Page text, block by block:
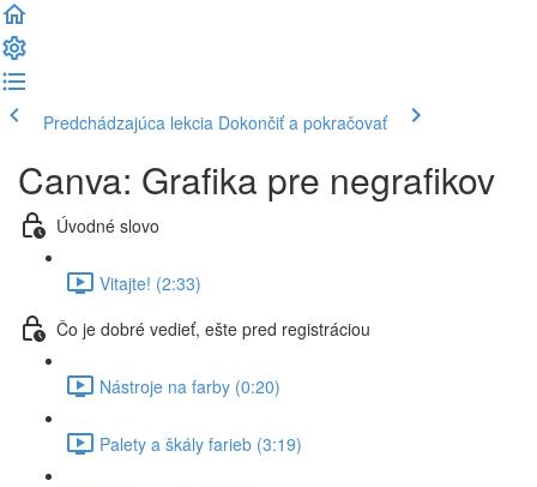
Predchádzajúca lekcia Dokončiť a pokračovať
Canva: Grafika pre negrafikov
Úvodné slovo
Vitajte! (2:33)
Čo je dobré vedieť, ešte pred registráciou
Nástroje na farby (0:20)
Palety a škály farieb (3:19)